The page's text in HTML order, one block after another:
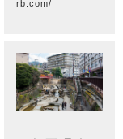
rb.com/